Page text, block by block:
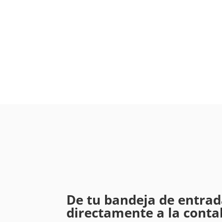
De tu bandeja de
directamente a la